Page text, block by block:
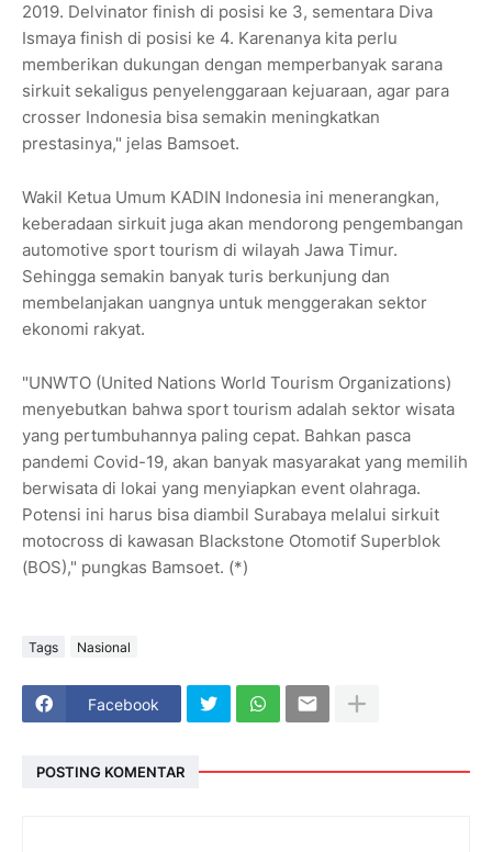
2019. Delvinator finish di posisi ke 3, sementara Diva
Ismaya finish di posisi ke 4. Karenanya kita perlu
memberikan dukungan dengan memperbanyak sarana
sirkuit sekaligus penyelenggaraan kejuaraan, agar para
crosser Indonesia bisa semakin meningkatkan
prestasinya," jelas Bamsoet.
Wakil Ketua Umum KADIN Indonesia ini menerangkan,
keberadaan sirkuit juga akan mendorong pengembangan
automotive sport tourism di wilayah Jawa Timur.
Sehingga semakin banyak turis berkunjung dan
membelanjakan uangnya untuk menggerakan sektor
ekonomi rakyat.
"UNWTO (United Nations World Tourism Organizations)
menyebutkan bahwa sport tourism adalah sektor wisata
yang pertumbuhannya paling cepat. Bahkan pasca
pandemi Covid-19, akan banyak masyarakat yang memilih
berwisata di lokai yang menyiapkan event olahraga.
Potensi ini harus bisa diambil Surabaya melalui sirkuit
motocross di kawasan Blackstone Otomotif Superblok
(BOS)," pungkas Bamsoet. (*)
Tags Nasional
Facebook
POSTING KOMENTAR